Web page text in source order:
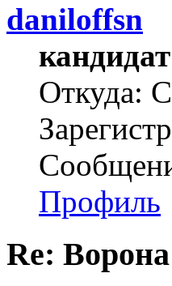
daniloffsn
Откуда:
Профиль
Re: